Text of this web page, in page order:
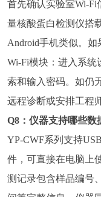
首先确认实验室Wi-Fi
量核酸蛋白检测仪搭
Android手机类似。
Wi-Fi模块：进入系统
索和输入密码。如仍
远程诊断或安排工程
Q8：仪器支持哪些数
YP-CWF系列支持
件，可直接在电脑上
测记录包含样品编号